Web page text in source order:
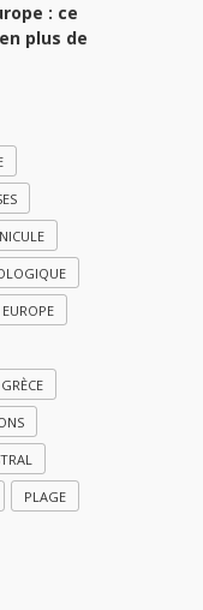
: ce
plus de
EUROPE
GRÈCE
PLAGE